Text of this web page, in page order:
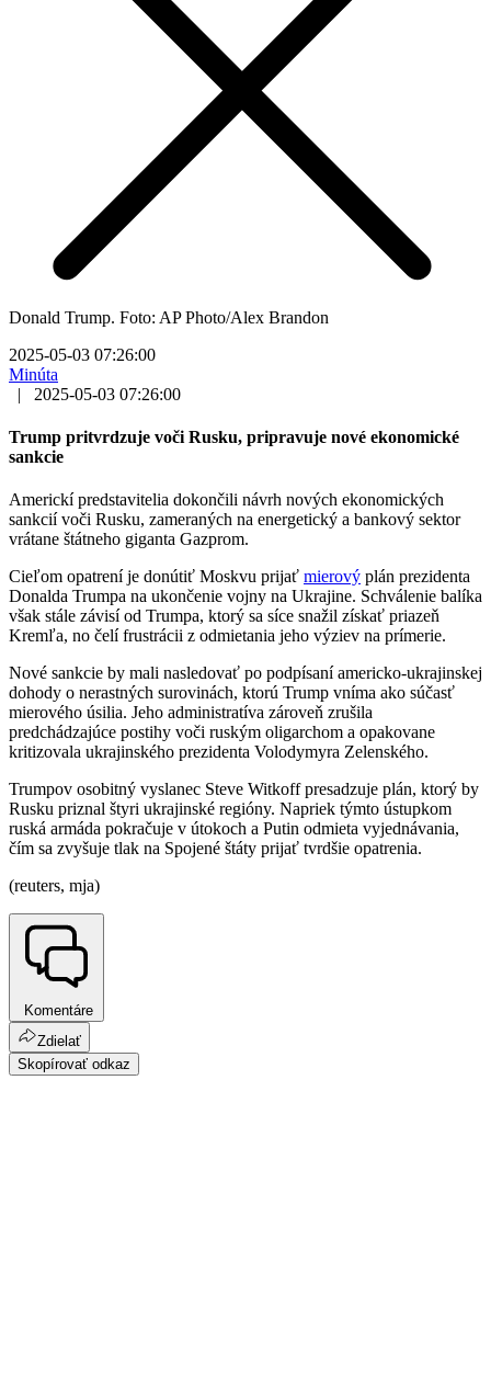
Donald Trump. Foto: AP Photo/Alex Brandon
2025-05-03 07:26:00
Minúta
|
2025-05-03 07:26:00
Trump pritvrdzuje voči Rusku, pripravuje nové ekonomické
sankcie
Americkí predstavitelia dokončili návrh nových ekonomických
sankcií voči Rusku, zameraných na energetický a bankový sektor
vrátane štátneho giganta Gazprom.
Cieľom opatrení je donútiť Moskvu prijať mierový plán prezidenta
Donalda Trumpa na ukončenie vojny na Ukrajine. Schválenie balíka
však stále závisí od Trumpa, ktorý sa síce snažil získať priazeň
Kremľa, no čelí frustrácii z odmietania jeho výziev na prímerie.
Nové sankcie by mali nasledovať po podpísaní americko-ukrajinskej
dohody o nerastných surovinách, ktorú Trump vníma ako súčasť
mierového úsilia. Jeho administratíva zároveň zrušila
predchádzajúce postihy voči ruským oligarchom a opakovane
kritizovala ukrajinského prezidenta Volodymyra Zelenského.
Trumpov osobitný vyslanec Steve Witkoff presadzuje plán, ktorý by
Rusku priznal štyri ukrajinské regióny. Napriek týmto ústupkom
ruská armáda pokračuje v útokoch a Putin odmieta vyjednávania,
čím sa zvyšuje tlak na Spojené štáty prijať tvrdšie opatrenia.
(reuters, mja)
Komentáre
Zdielať
Skopírovať odkaz